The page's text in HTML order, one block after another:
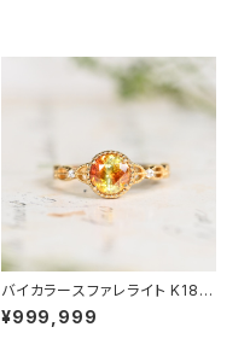
バイカラースファレライト K18Y
G リング 10号（JK6953）
¥999,999